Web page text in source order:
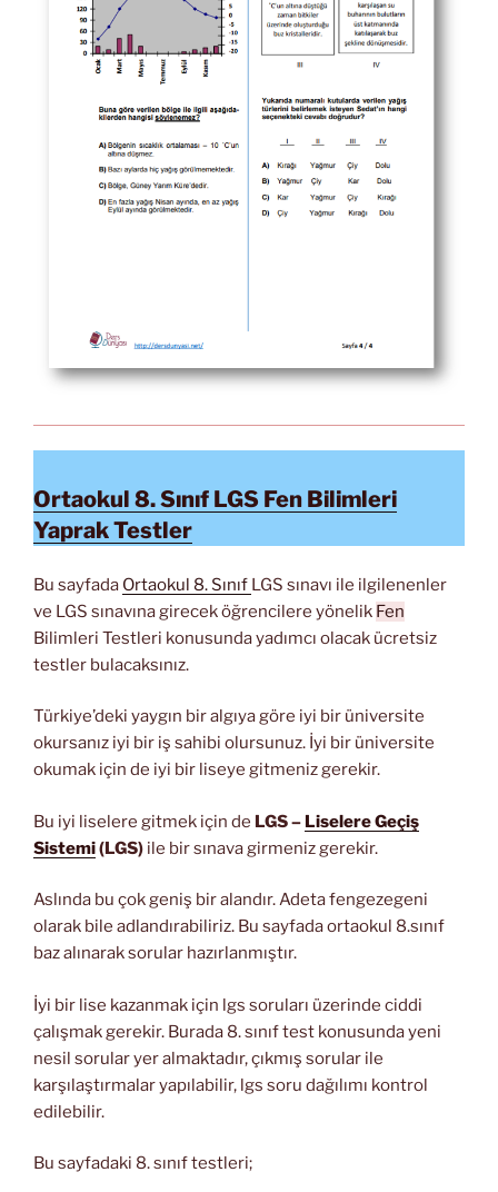
Ortaokul 8. Sınıf LGS Fen Bilimleri
Yaprak Testler
Bu sayfada Ortaokul 8. Sınıf LGS sınavı ile ilgilenenler
ve LGS sınavına girecek öğrencilere yönelik Fen
Bilimleri Testleri konusunda yadımcı olacak ücretsiz
testler bulacaksınız.
Türkiye’deki yaygın bir algıya göre iyi bir üniversite
okursanız iyi bir iş sahibi olursunuz. İyi bir üniversite
okumak için de iyi bir liseye gitmeniz gerekir.
Bu iyi liselere gitmek için de LGS – Liselere Geçiş
Sistemi(LGS) ile bir sınava girmeniz gerekir.
Aslında bu çok geniş bir alandır. Adeta fengezegeni
olarak bile adlandırabiliriz. Bu sayfada ortaokul 8.sınıf
baz alınarak sorular hazırlanmıştır.
İyi bir lise kazanmak için lgs soruları üzerinde ciddi
çalışmak gerekir. Burada 8. sınıf test konusunda yeni
nesil sorular yer almaktadır, çıkmış sorular ile
karşılaştırmalar yapılabilir, lgs soru dağılımı kontrol
edilebilir.
Bu sayfadaki 8. sınıf testleri;